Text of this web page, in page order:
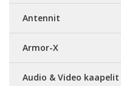
Antennit
Armor-X
Audio & Video kaapelit